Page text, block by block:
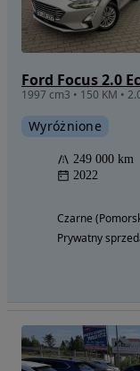
Ford Focus 2.0
1997 cm3 • 150 KM •
Wyróżnione
249 000 km
2022
Czarne
Prywatny